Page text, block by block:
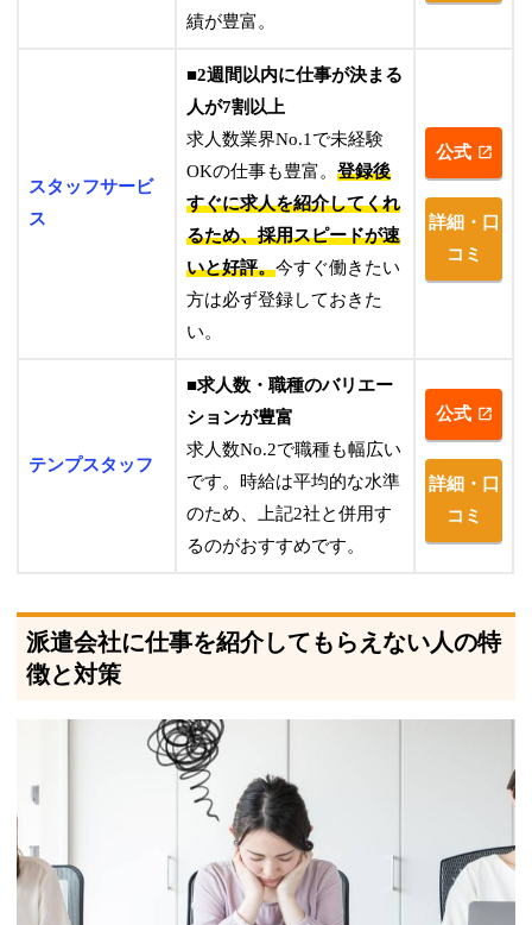
績が豊富。
スタッフサービ
ス
■2週間以内に仕事が決まる
人が7割以上
求人数業界No.1で未経験
OKの仕事も豊富。登録後
すぐに求人を紹介してくれ
るため、採用スピードが速
いと好評。今すぐ働きたい
方は必ず登録しておきた
い。
公式
詳細・口
コミ
テンプスタッフ
■求人数・職種のバリエー
ションが豊富
求人数No.2で職種も幅広い
です。時給は平均的な水準
のため、上記2社と併用す
るのがおすすめです。
公式
詳細・口
コミ
派遣会社に仕事を紹介してもらえない人の特
徴と対策